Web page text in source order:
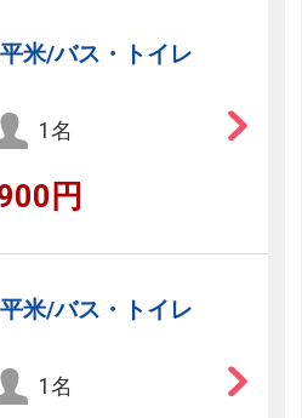
米/バス・トイレ
1名
円
米/バス・トイレ
1名